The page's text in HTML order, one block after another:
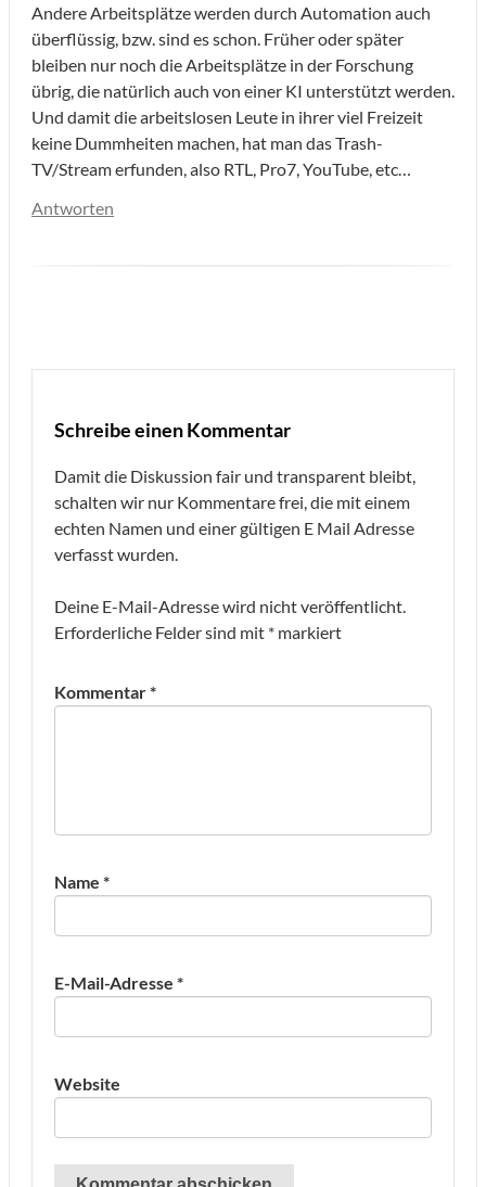
Andere Arbeitsplätze werden durch Automation auch
überflüssig, bzw. sind es schon. Früher oder später
bleiben nur noch die Arbeitsplätze in der Forschung
übrig, die natürlich auch von einer KI unterstützt werden.
Und damit die arbeitslosen Leute in ihrer viel Freizeit
keine Dummheiten machen, hat man das Trash-
TV/Stream erfunden, also RTL, Pro7, YouTube, etc…
Antworten
Schreibe einen Kommentar
Damit die Diskussion fair und transparent bleibt,
schalten wir nur Kommentare frei, die mit einem
echten Namen und einer gültigen E Mail Adresse
verfasst wurden.
Deine E-Mail-Adresse wird nicht veröffentlicht.
Erforderliche Felder sind mit * markiert
Kommentar*
Name *
E-Mail-Adresse *
Website